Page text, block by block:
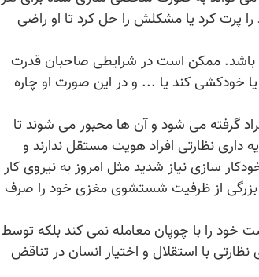
پرت کرد یا مشکلش را حل کرد تا او راضی
باشد. ممکن است در شرایطی صاحبان قدرت
خودکشی کند یا ... و در این صورت او چاره
گرفته می شود و آن ها محبور می شوند تا
داری نظارتی افراد هویت مستقل ندارند و
سازی نیاز شدید مثل امروز به نیروی کار
از ظرفیت شستشوی مغزی خود را صرف
را با چوپان معامله نمی کند بلکه توسط
با استقلال و اختیار انسان در تناقض